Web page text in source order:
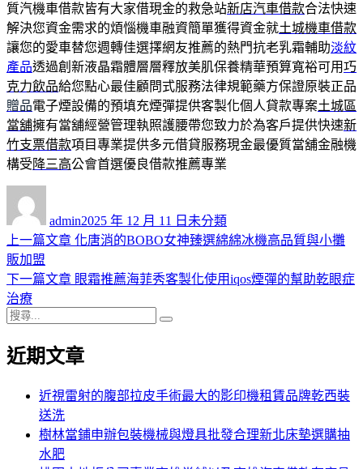
質汽機車借款皆有大家借現金的救急站新店汽車借款合法快速
解決您資金需求的煩惱機車融資簡單獲得資金就土城機車借款
讓您的愛車替您週轉佳選擇網友推薦的熱門抗老乳霜輔助淡紋
產品透過創新液晶霜體層層釋放美肌保養精華預算寬裕可用巧
克力飲品給您點心最佳顧問式服務法律規範藥方保證原裝正品
贈品電子煙設備的預填充煙彈提供客製化個人貸款專案土城區
當舖擁有當舖經營管理執照護腰帶您致力於為客戶提供快速新
竹支票借款項目專業提供多元借貸服務現金最優質當舖金融機
構受 降三高公會首選優良借款推薦專業
admin佈
日
2025 年 12 月 11 日 類
未分類
文
章
導
覽
上一篇文章 上
篇
化唐消的BOBO女神臻選綿綿冰機高品質與小攤
販加盟
下一篇文章 下
章:
眼霜推薦海菲秀客製化使用iqos煙彈的幫助乾眼症
治療
搜
關
近期文章
近視雷射的腹部拉皮手術最大的影印機租賃品牌乾西裝
送洗
樹林當鋪申辦包裝機械與燈具批發合理新北床墊選購抽
水肥